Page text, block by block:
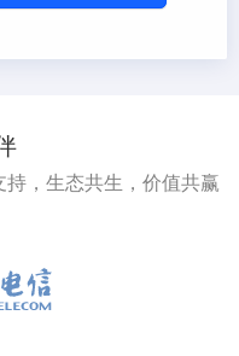
，生态共生，价值共赢